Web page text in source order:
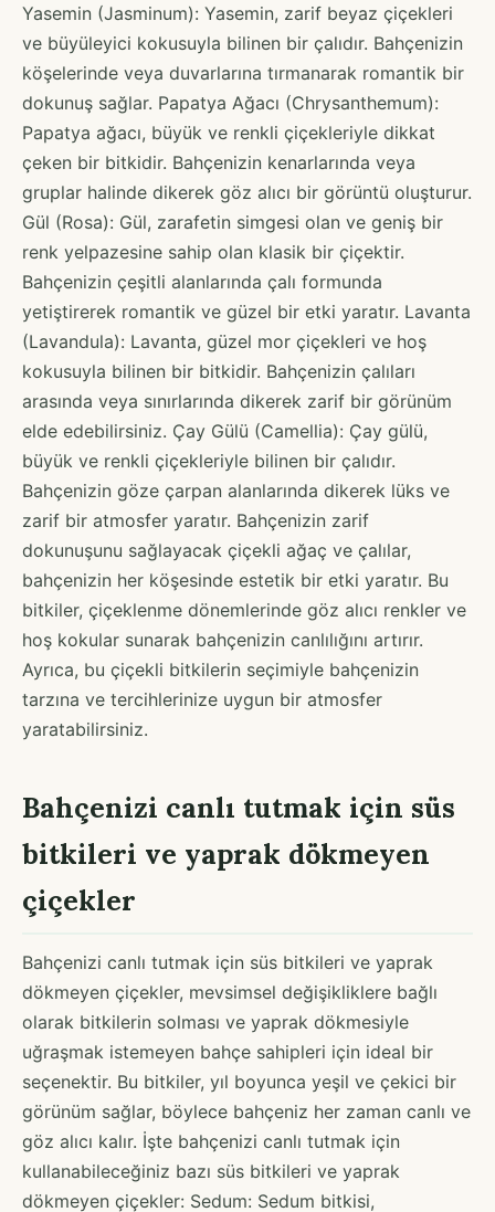
Yasemin (Jasminum): Yasemin, zarif beyaz çiçekleri
ve büyüleyici kokusuyla bilinen bir çalıdır. Bahçenizin
köşelerinde veya duvarlarına tırmanarak romantik bir
dokunuş sağlar. Papatya Ağacı (Chrysanthemum):
Papatya ağacı, büyük ve renkli çiçekleriyle dikkat
çeken bir bitkidir. Bahçenizin kenarlarında veya
gruplar halinde dikerek göz alıcı bir görüntü oluşturur.
Gül (Rosa): Gül, zarafetin simgesi olan ve geniş bir
renk yelpazesine sahip olan klasik bir çiçektir.
Bahçenizin çeşitli alanlarında çalı formunda
yetiştirerek romantik ve güzel bir etki yaratır. Lavanta
(Lavandula): Lavanta, güzel mor çiçekleri ve hoş
kokusuyla bilinen bir bitkidir. Bahçenizin çalıları
arasında veya sınırlarında dikerek zarif bir görünüm
elde edebilirsiniz. Çay Gülü (Camellia): Çay gülü,
büyük ve renkli çiçekleriyle bilinen bir çalıdır.
Bahçenizin göze çarpan alanlarında dikerek lüks ve
zarif bir atmosfer yaratır. Bahçenizin zarif
dokunuşunu sağlayacak çiçekli ağaç ve çalılar,
bahçenizin her köşesinde estetik bir etki yaratır. Bu
bitkiler, çiçeklenme dönemlerinde göz alıcı renkler ve
hoş kokular sunarak bahçenizin canlılığını artırır.
Ayrıca, bu çiçekli bitkilerin seçimiyle bahçenizin
tarzına ve tercihlerinize uygun bir atmosfer
yaratabilirsiniz.
Bahçenizi canlı tutmak için süs
bitkileri ve yaprak dökmeyen
çiçekler
Bahçenizi canlı tutmak için süs bitkileri ve yaprak
dökmeyen çiçekler, mevsimsel değişikliklere bağlı
olarak bitkilerin solması ve yaprak dökmesiyle
uğraşmak istemeyen bahçe sahipleri için ideal bir
seçenektir. Bu bitkiler, yıl boyunca yeşil ve çekici bir
görünüm sağlar, böylece bahçeniz her zaman canlı ve
göz alıcı kalır. İşte bahçenizi canlı tutmak için
kullanabileceğiniz bazı süs bitkileri ve yaprak
dökmeyen çiçekler: Sedum: Sedum bitkisi,